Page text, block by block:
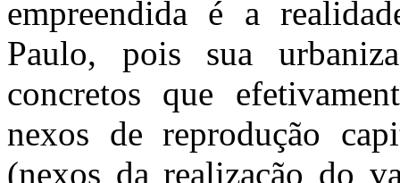
empreendida é a
Paulo, pois sua
concretos que
nexos de reprodução
(nexos da realização do